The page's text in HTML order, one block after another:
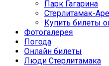
Парк Гагарина
Стерлитамак-
Купить билеты
Фотогалерея
Погода
Онлайн билеты
Люди Стерлитамака